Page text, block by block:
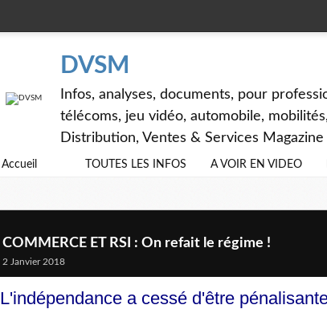
DVSM
Infos, analyses, documents, pour
télécoms, jeu vidéo, automobile,
Distribution, Ventes & Services
Accueil TOUTES LES INFOS A VOIR EN VIDEO
COMMERCE ET RSI : On refait le régime !
2 Janvier 2018
L'indépendance a cessé d'être